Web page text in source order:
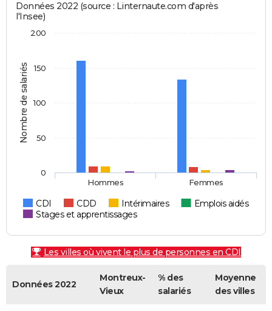
Nombre de salariés
Données 2022 (source : Linternaute.com d'après
l'Insee)
CDI CDD Intérimaires
Emplois aidés
Stages et apprentissages
Hommes Femmes
0
50
100
150
200
Les villes où vivent le plus de personnes en CDI
Données 2022
Montreux-
Vieux
% des
salariés
Moyenne
des villes